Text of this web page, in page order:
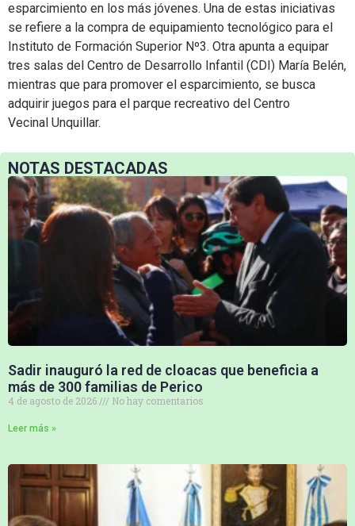
NOTAS DESTACADAS
Sadir inauguró la red de cloacas que beneficia a
más de 300 familias de Perico
4 de agosto de 2026 No hay comentarios
Leer más »
esparcimiento en los más jóvenes. Una de estas iniciativas
se refiere a la compra de equipamiento tecnológico para el
Instituto de Formación Superior Nº3. Otra apunta a equipar
tres salas del Centro de Desarrollo Infantil (CDI) María Belén,
mientras que para promover el esparcimiento, se busca
adquirir juegos para el parque recreativo del Centro
Vecinal Unquillar.